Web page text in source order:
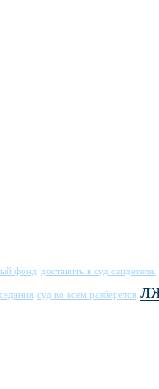
фонд доставить в суд свидетеля.
суд во всем разберется